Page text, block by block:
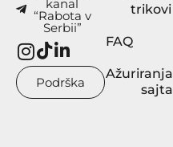
kanal
“Rabota v
Serbii”
Podrška
trikovi
FAQ
Ažuriranja
sajta